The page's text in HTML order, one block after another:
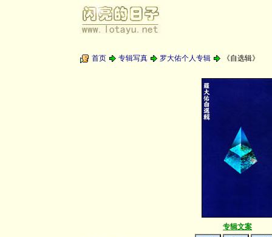
首页 专辑写真 罗大佑个人专辑 《自选辑》
专辑文案